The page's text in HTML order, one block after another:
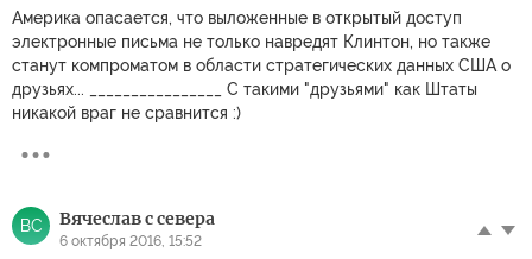
Америка опасается, что выложенные в открытый доступ
электронные письма не только навредят Клинтон, но также
станут компроматом в области стратегических данных США о
друзьях... ________________ С такими "друзьями" как Штаты
никакой враг не сравнится :)
ВС Вячеслав с севера
6 октября 2016, 15:52